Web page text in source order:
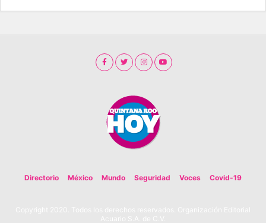
Directorio México Mundo Seguridad Voces Covid-19